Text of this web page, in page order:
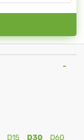
D15 D30
D60